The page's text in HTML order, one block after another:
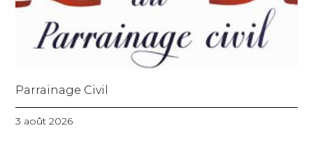
Parrainage Civil
3 août 2026